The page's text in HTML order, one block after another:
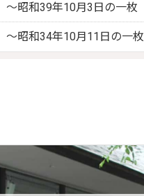
昭和39年10月3日の一枚
昭和34年10月11日の一枚